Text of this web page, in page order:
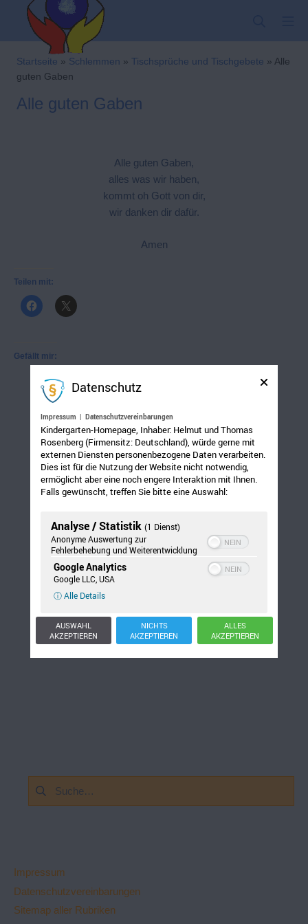
springen
Kindergarten-
Startseite » Schlemmen » Tischsprüche und Tischgebete » Alle
guten Gaben
Alle guten Gaben
Alle guten Gaben,
alles was wir haben,
kommt oh Gott von dir,
wir danken dir dafür.
Amen
Teilen mit:
Gefällt mir:
Suchen
nach:
Impressum
Datenschutzvereinbarungen
Sitemap aller Rubriken
Datenschutz
Impressum | Datenschutzvereinbarungen
Kindergarten-Homepage, Inhaber: Helmut und Thomas
Rosenberg (Firmensitz: Deutschland), würde gerne mit
externen Diensten personenbezogene Daten verarbeiten.
Dies ist für die Nutzung der Website nicht notwendig,
ermöglicht aber eine noch engere Interaktion mit Ihnen.
Falls gewünscht, treffen Sie bitte eine Auswahl:
Analyse / Statistik (1 Dienst)
Anonyme Auswertung zur
Fehlerbehebung und Weiterentwicklung
Google Analytics
Google LLC, USA
ⓘ Alle Details
AUSWAHL
AKZEPTIEREN
NICHTS
AKZEPTIEREN
ALLES
AKZEPTIEREN